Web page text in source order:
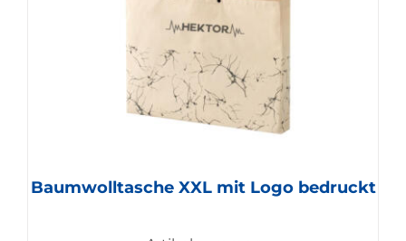
Baumwolltasche XXL mit Logo bedruckt